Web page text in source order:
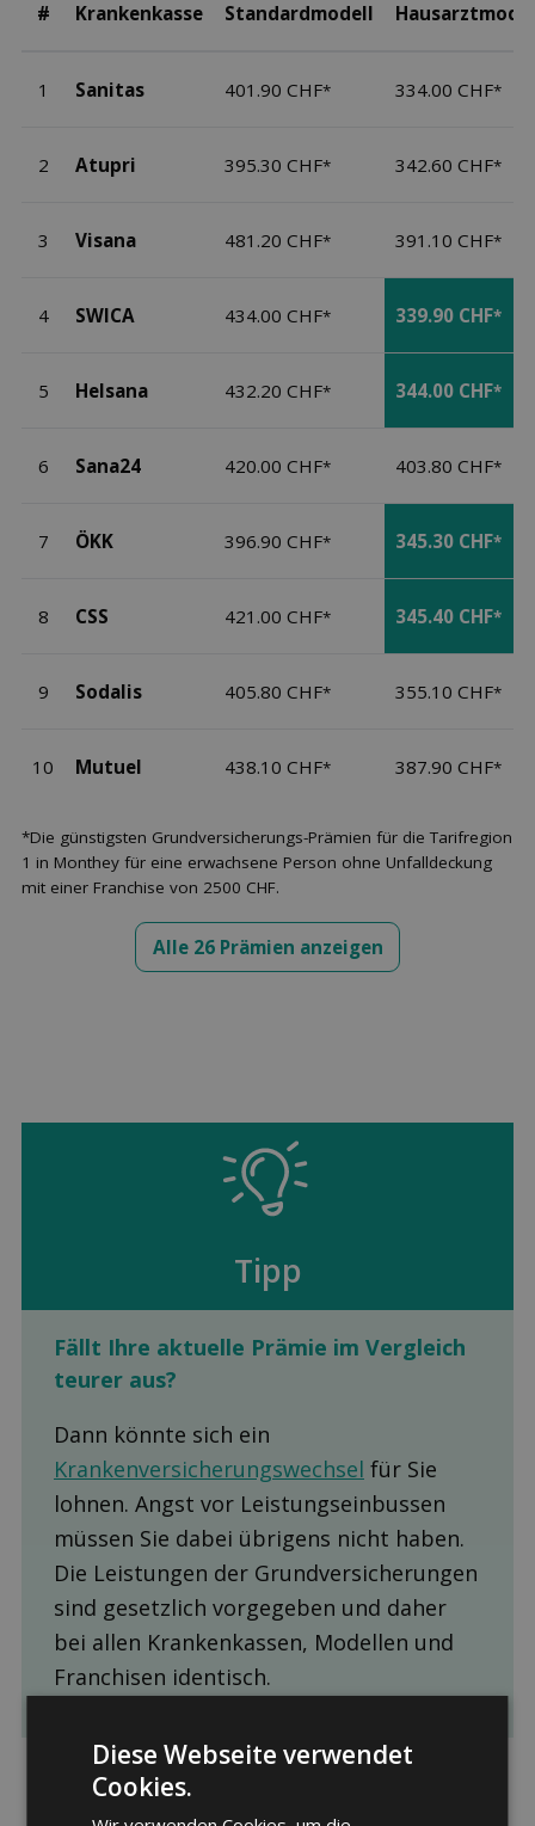
# Krankenkasse Standardmodell
1 Sanitas 401.90 CHF* 334.00 CHF*
2 Atupri 395.30 CHF* 342.60 CHF*
3 Visana 481.20 CHF* 391.10 CHF*
4 SWICA 434.00 CHF* 339.90 CHF*
5 Helsana 432.20 CHF* 344.00 CHF*
6 Sana24 420.00 CHF* 403.80 CHF*
7 ÖKK 396.90 CHF* 345.30 CHF*
8 CSS 421.00 CHF* 345.40 CHF*
9 Sodalis 405.80 CHF* 355.10 CHF*
10 Mutuel 438.10 CHF* 387.90 CHF*
*Die günstigsten Grundversicherungs-Prämien für die Tarifregion
1 in Monthey für eine erwachsene Person ohne Unfalldeckung
mit einer Franchise von 2500 CHF.
Alle 26 Prämien anzeigen
Tipp
Fällt Ihre aktuelle Prämie im Ver­gleich
teurer aus?
Dann könnte sich ein
Krankenversicherungswechsel für Sie
lohnen. Angst vor Leistungseinbussen
müssen Sie dabei übrigens nicht haben.
Die Leistungen der Grundversicherungen
sind gesetzlich vorgegeben und daher
bei allen Krankenkassen, Modellen und
Franchisen identisch.
Diese Webseite verwendet
Cookies.